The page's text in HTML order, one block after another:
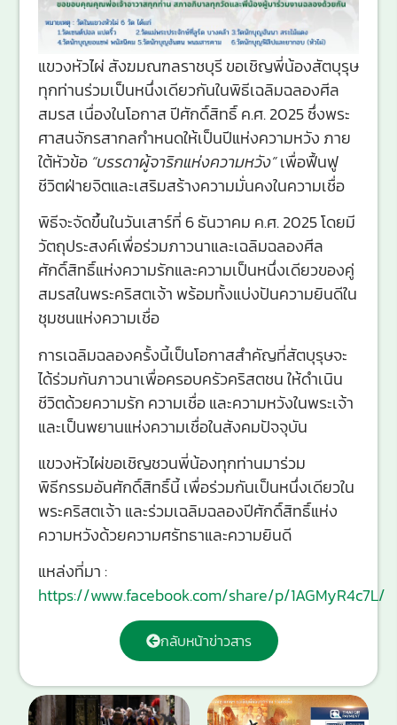
แขวงหัวไผ่ สังฆมณฑลราชบุรี ขอเชิญพี่น้องสัตบุรุษ
ทุกท่านร่วมเป็นหนึ่งเดียวกันในพิธีเฉลิมฉลองศีล
สมรส เนื่องในโอกาส ปีศักดิ์สิทธิ์ ค.ศ. 2025 ซึ่งพระ
ศาสนจักรสากลกำหนดให้เป็นปีแห่งความหวัง ภาย
ใต้หัวข้อ “บรรดาผู้จาริกแห่งความหวัง”เพื่อฟื้นฟู
ชีวิตฝ่ายจิตและเสริมสร้างความมั่นคงในความเชื่อ
พิธีจะจัดขึ้นในวันเสาร์ที่ 6 ธันวาคม ค.ศ. 2025 โดยมี
วัตถุประสงค์เพื่อร่วมภาวนาและเฉลิมฉลองศีล
ศักดิ์สิทธิ์แห่งความรักและความเป็นหนึ่งเดียวของคู่
สมรสในพระคริสตเจ้า พร้อมทั้งแบ่งปันความยินดีใน
ชุมชนแห่งความเชื่อ
การเฉลิมฉลองครั้งนี้เป็นโอกาสสำคัญที่สัตบุรุษจะ
ได้ร่วมกันภาวนาเพื่อครอบครัวคริสตชน ให้ดำเนิน
ชีวิตด้วยความรัก ความเชื่อ และความหวังในพระเจ้า
และเป็นพยานแห่งความเชื่อในสังคมปัจจุบัน
แขวงหัวไผ่ขอเชิญชวนพี่น้องทุกท่านมาร่วม
พิธีกรรมอันศักดิ์สิทธิ์นี้ เพื่อร่วมกันเป็นหนึ่งเดียวใน
พระคริสตเจ้า และร่วมเฉลิมฉลองปีศักดิ์สิทธิ์แห่ง
ความหวังด้วยความศรัทธาและความยินดี
แหล่งที่มา :
https://www.facebook.com/share/p/1AGMyR4c7L/
กลับหน้าข่าวสาร